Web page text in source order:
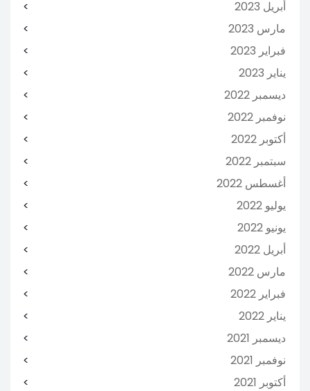
أبريل 2023
مارس 2023
فبراير 2023
يناير 2023
ديسمبر 2022
نوفمبر 2022
أكتوبر 2022
سبتمبر 2022
أغسطس 2022
يوليو 2022
يونيو 2022
أبريل 2022
مارس 2022
فبراير 2022
يناير 2022
ديسمبر 2021
نوفمبر 2021
أكتوبر 2021